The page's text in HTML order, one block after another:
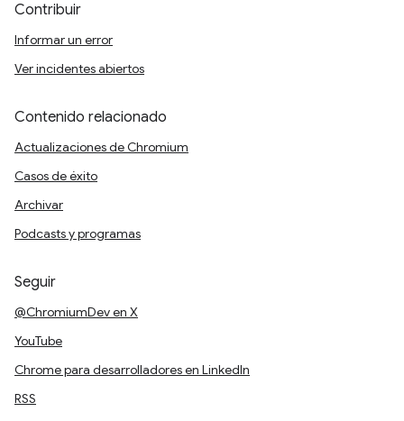
Contribuir
Informar un error
Ver incidentes abiertos
Contenido relacionado
Actualizaciones de Chromium
Casos de éxito
Archivar
Podcasts y programas
Seguir
@ChromiumDev en X
YouTube
Chrome para desarrolladores en LinkedIn
RSS